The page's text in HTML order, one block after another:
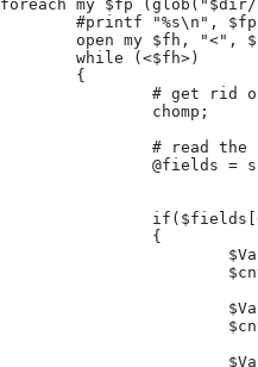
foreach my $fp
#printf "%s\n",
open my $fh, "<",
	while (<$fh>)
	{
# get rid
		chomp;
# read
@fields =
		{